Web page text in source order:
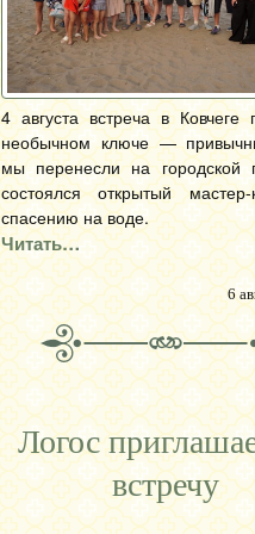
4 августа встреча в
необычном ключе —
мы перенесли на городской
состоялся открытый
спасению на воде.
Читать…
6
Логос
встречу